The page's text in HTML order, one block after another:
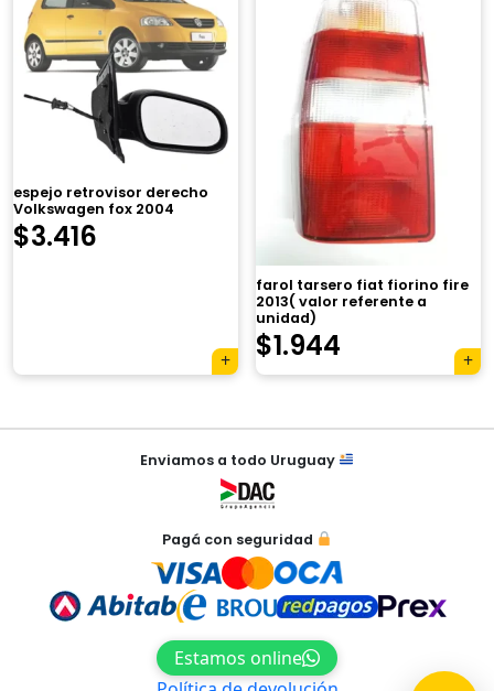
espejo retrovisor derecho
Volkswagen fox 2004
$3.416
farol tarsero fiat fiorino fire
2013( valor referente a
unidad)
$1.944
NavegaciónEnviamos a todo Uruguay
Pagá con seguridad
Estamos online
×
Tu carrito está vacío.
automáticamente.